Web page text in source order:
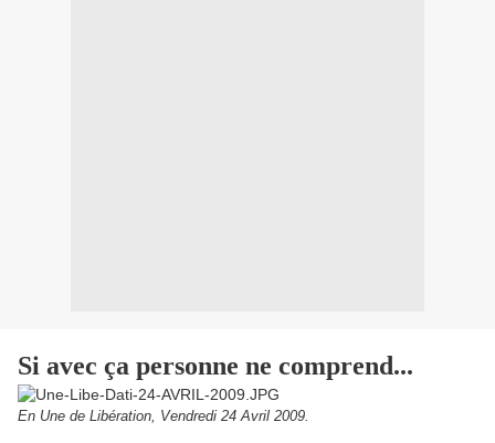
Si avec ça personne ne comprend...
En Une de Libération, Vendredi 24 Avril 2009.